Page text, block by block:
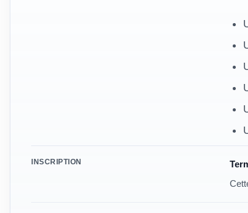
Modalités
INSCRIPTION